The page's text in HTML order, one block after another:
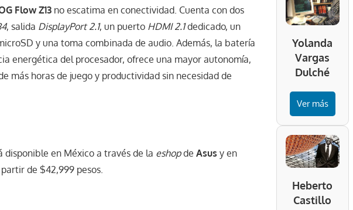
Flow Z13 no escatima en conectividad. Cuenta con dos
, salida DisplayPort 2.1, un puerto HDMI 2.1dedicado, un
y una toma combinada de audio. Además, la batería
energética del procesador, ofrece una mayor autonomía,
más horas de juego y productividad sin necesidad de
disponible en México a través de la eshopde Asus y en
de $42,999 pesos.
Yolanda
Vargas
Dulché
Ver más
Heberto
Castillo